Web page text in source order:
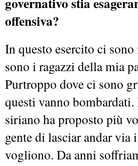
offensiva?
In questo esercito ci
sono i ragazzi della mia
Purtroppo dove ci sono
questi vanno
siriano ha proposto più
gente di lasciar andar
vogliono. Da anni